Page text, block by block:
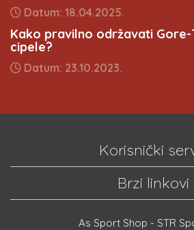
Datum: 18.04.2025.
Kako pravilno održavati Gore-
cipele?
Datum: 23.10.2023.
Korisnički
Brzi linkovi
As Sport Shop - STR